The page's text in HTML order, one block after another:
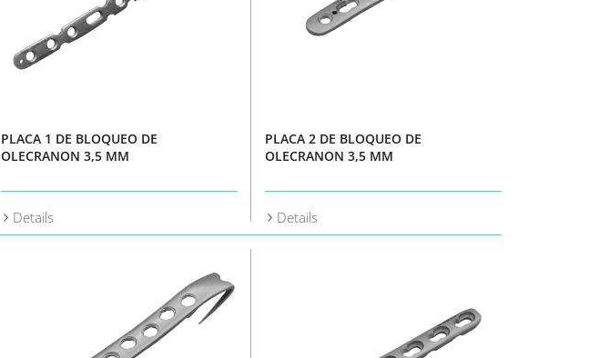
PLACA 1 DE BLOQUEO DE
OLECRANON 3,5 MM
Details
PLACA 2 DE BLOQUEO DE
OLECRANON 3,5 MM
Details